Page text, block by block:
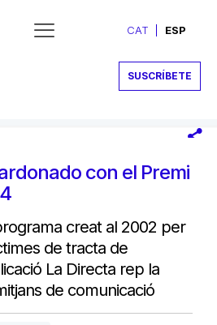
CAT ESP
SUSCRÍBETE
con el Premi
creat al 2002 per
de tracta de
La Directa rep la
de comunicació